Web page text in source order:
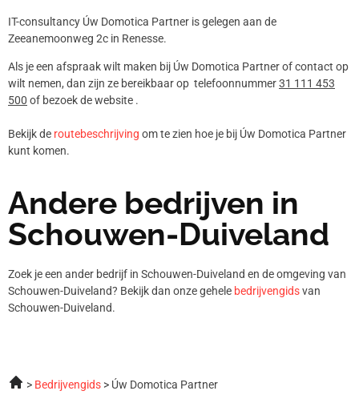
IT-consultancy Úw Domotica Partner is gelegen aan de
Zeeanemoonweg 2c in Renesse.
Als je een afspraak wilt maken bij Úw Domotica Partner of contact op
wilt nemen, dan zijn ze bereikbaar op telefoonnummer31 111 453
500 of bezoek de website .
Bekijk de routebeschrijving om te zien hoe je bij Úw Domotica Partner
kunt komen.
Andere bedrijven in
Schouwen-Duiveland
Zoek je een ander bedrijf in Schouwen-Duiveland en de omgeving van
Schouwen-Duiveland? Bekijk dan onze gehele bedrijvengidsvan
Schouwen-Duiveland.
Bedrijvengids Úw Domotica Partner